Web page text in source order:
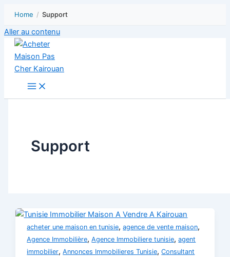
Home / Support
Aller au contenu
Support
acheter une maison en tunisie,agence de vente maison,
Agence Immobilière,Agence Immobiliere tunisie,agent
immobilier,Annonces Immobilieres Tunisie,Consultant